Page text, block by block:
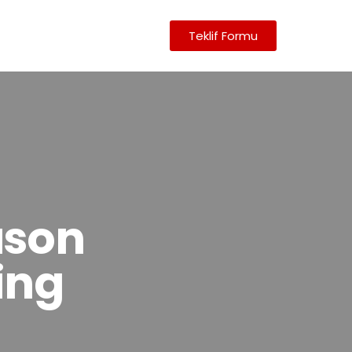
Teklif Formu